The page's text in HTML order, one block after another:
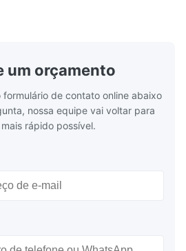
or as
Standard JIS
Q235,
um orçamento
formulário de contato online abaixo
nossa equipe vai voltar para
rápido possível.